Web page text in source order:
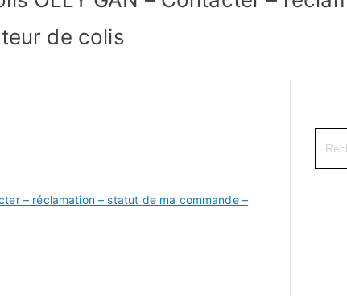
de colis
– réclamation – statut de ma commande –
for: